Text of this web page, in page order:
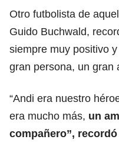
Otro futbolista de
Guido Buchwald,
siempre muy positivo
gran persona, un gran
“Andi era nuestro
era mucho más, un
compañero”,